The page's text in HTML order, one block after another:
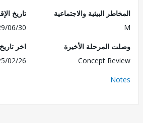
البيئية والاجتماعية
تاريخ الإقفال
2029/06/30
المرحلة الأخيرة
Concept
اخر تاريخ تحديث
2025/02/26